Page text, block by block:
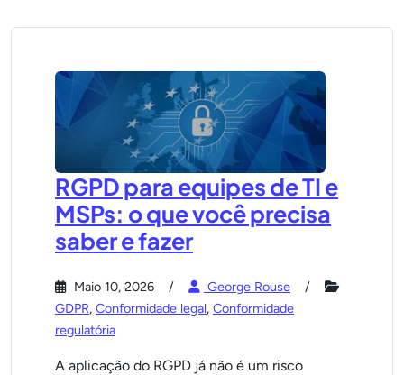
RGPD para equipes de TI e
MSPs: o que você precisa
saber e fazer
Maio 10, 2026
George Rouse
GDPR, Conformidade legal, Conformidade
regulatória
A aplicação do RGPD já não é um risco